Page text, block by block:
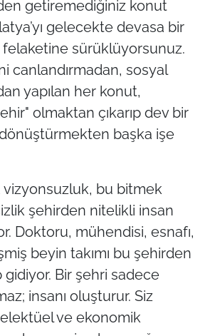
getiremediğiniz konut
gelecekte devasa bir
felaketine sürüklüyorsunuz.
canlandırmadan, sosyal
yapılan her konut,
olmaktan çıkarıp dev bir
başka işe
vizyonsuzluk, bu bitmek
şehirden nitelikli insan
Doktoru, mühendisi, esnafı,
beyin takımı bu şehirden
Bir şehri sadece
insanı oluşturur. Siz
ve ekonomik